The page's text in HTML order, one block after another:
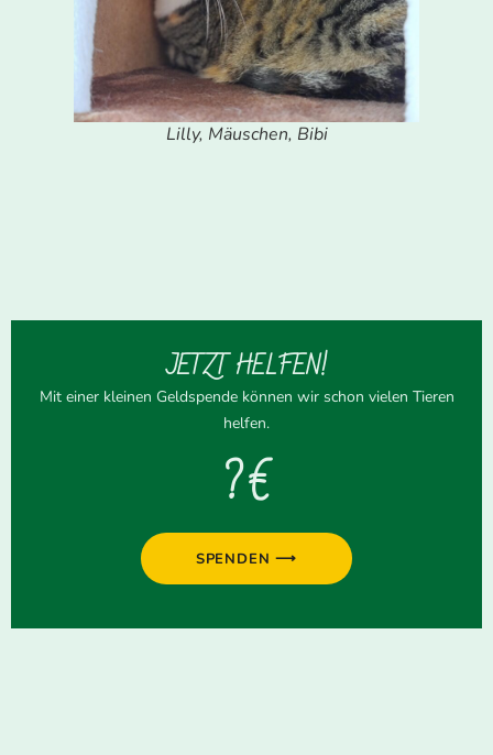
Lilly, Mäuschen, Bibi
JETZT HELFEN!
Mit einer kleinen Geldspende können wir schon vielen Tieren
helfen.
? €
SPENDEN ⟶